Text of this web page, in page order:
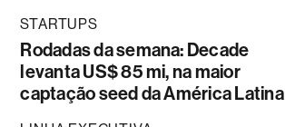
STARTUPS
Rodadas da semana: Decade
levanta US$ 85 mi, na maior
captação seed da América Latina